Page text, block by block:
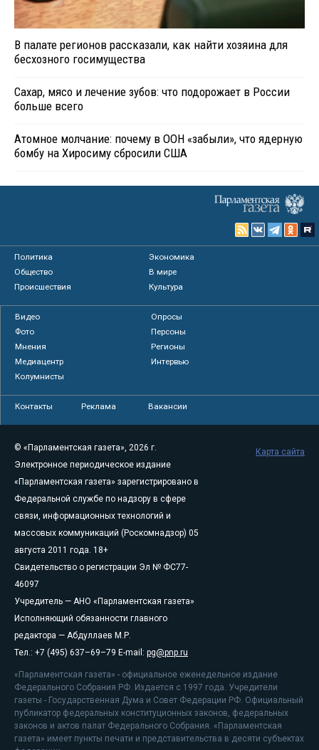
В палате регионов рассказали, как найти хозяина для
бесхозного госимущества
Сахар, мясо и лечение зубов: что подорожает в России
больше всего
Атомное молчание: почему в ООН «забыли», что ядерную
бомбу на Хиросиму сбросили США
Политика
Экономика
Общество
В мире
Происшествия
Культура
Видео
Опросы
Фото
Персоны
Мнения
Регионы
Медиацентр
Интервью
Колумнисты
Контакты Реклама Вакансии
© «Парламентская газета», 2026 г.
Электронное периодическое издание
«Парламентская газета» зарегистрировано в
Федеральной службе по надзору в сфере
связи, информационных технологий и
массовых коммуникаций (Роскомнадзор) 05
августа 2011 года. 18+
Свидетельство о регистрации Эл № ФС77-
46097
Учредитель — АНО «Парламентская газета»
Исполняющий обязанности главного
редактора — Абдуллаев М.Р.
Тел.: +7 (495) 637–69–79 E-mail: pg@pnp.ru
«Парламентская газета» - официальное еженедельное издание
Федерального Собрания РФ. Издается с 1997 года. Учредители
газеты - Государственная Дума и Совет Федерации РФ. Официальный
публикатор федеральных конституционных законов, федеральных
законов и актов палат Федерального Собрания. «Парламентская
газета» имеет пункты печати и представительства в десяти субъектах
Карта сайта